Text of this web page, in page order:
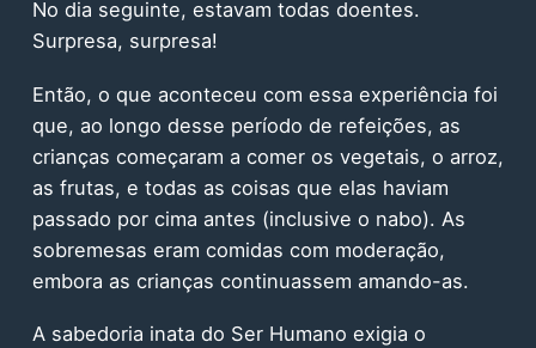
No dia seguinte, estavam todas doentes.
Surpresa, surpresa!
Então, o que aconteceu com essa experiência foi
que, ao longo desse período de refeições, as
crianças começaram a comer os vegetais, o arroz,
as frutas, e todas as coisas que elas haviam
passado por cima antes (inclusive o nabo). As
sobremesas eram comidas com moderação,
embora as crianças continuassem amando-as.
A sabedoria inata do Ser Humano exigia o